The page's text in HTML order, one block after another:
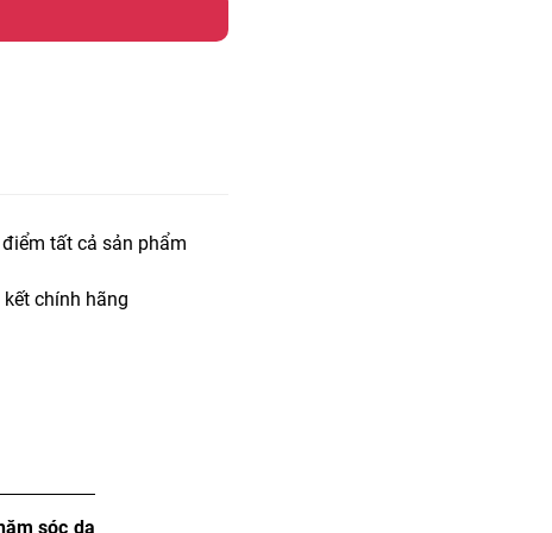
tất cả sản phẩm
kết chính hãng
sóc da